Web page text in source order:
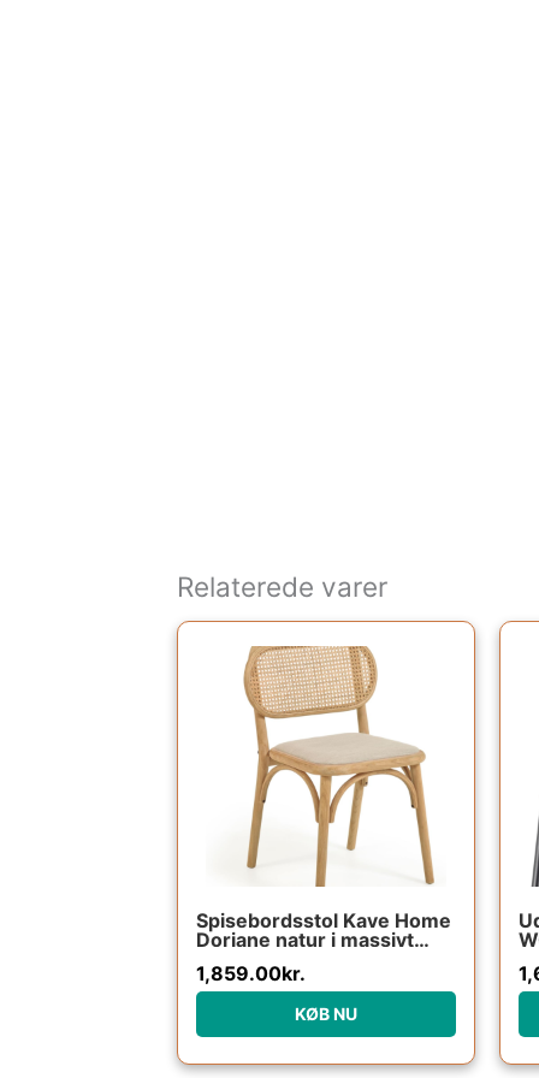
Relaterede varer
Spisebordsstol Kave Home
Doriane natur i massivt
rattan og vandafvisende
linnedpolstring
1,859.00kr.
KØB NU